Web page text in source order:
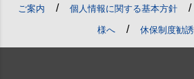
ご案内 / 個人情報に関する基本方針
様へ / 休保制度勧